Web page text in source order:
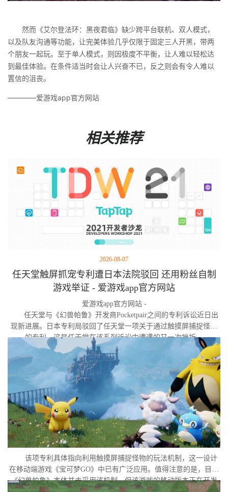
然而《艾尔登法环：黑夜君临》缺少跨平台联机、双人模式，
以及队友沟通等功能，让完美体验几乎仅限于固定三人开黑，带两
个朋友一起玩。至于单人模式，则因极度不平衡，让人难以轻松达
到最佳体验。在条件适当时会让人兴奋不已，反之则会有令人难以
置信的沮丧。
————爱游戏app官方网站
相关推荐
2026-08-07
任天堂触屏抓宠专利遭日本法院驳回 还用粉丝自制
游戏举证 - 爱游戏app官方网站
爱游戏app官方网站 -
任天堂与《幻兽帕鲁》开发商Pocketpair之间的专利诉讼近日出
现新进展。日本专利局驳回了任天堂一项关于通过触摸屏捕捉怪物
的专利，这是任天堂在该系列诉讼中遭遇的又一次挫折。
该项专利具体指向利用触摸屏捕捉怪物的玩法机制，这一设计
在移动端游戏《宝可梦GO》中已有广泛应用。值得注意的是，目前
《幻兽帕鲁》本体并未采用该机制，但该游戏的移动版本正在开发